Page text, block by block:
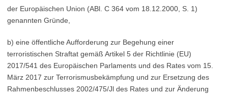
der Europäischen Union (ABl. C 364 vom 18.12.2000, S. 1)
genannten Gründe,
b) eine öffentliche Aufforderung zur Begehung einer
terroristischen Straftat gemäß Artikel 5 der Richtlinie (EU)
2017/541 des Europäischen Parlaments und des Rates vom 15.
März 2017 zur Terrorismusbekämpfung und zur Ersetzung des
Rahmenbeschlusses 2002/475/Jl des Rates und zur Änderung